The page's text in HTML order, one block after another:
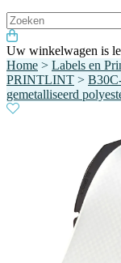
Uw winkelwagen is
Home > Labels en
PRINTLINT >
gemetalliseerd